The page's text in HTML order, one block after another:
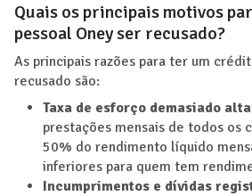
Quais os principais motivos
pessoal Oney ser recusado?
As principais razões para ter um
recusado são:
Taxa de esforço demasiado
prestações mensais de todos os
50% do rendimento líquido
inferiores para quem tem
Incumprimentos e dívidas